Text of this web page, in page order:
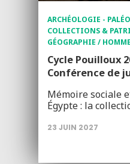
ARCHÉOLOGIE -
COLLECTIONS &
GÉOGRAPHIE /
Cycle Pouilloux
Conférence de
Mémoire sociale
Égypte : la
23 JUIN 2027